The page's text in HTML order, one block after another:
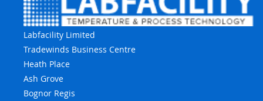
Labfacility Limited
Tradewinds Business Centre
Heath Place
Ash Grove
Bognor Regis